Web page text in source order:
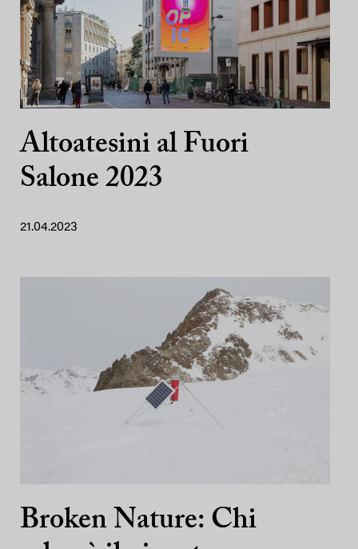
Altoatesini al Fuori
Salone 2023
21.04.2023
Broken Nature: Chi